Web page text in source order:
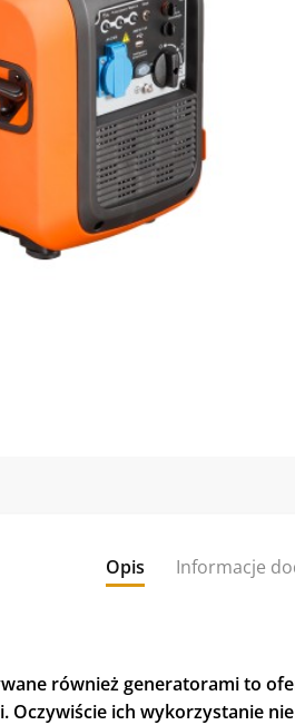
Opis Informacje
również generatorami to
Oczywiście ich wykorzystanie